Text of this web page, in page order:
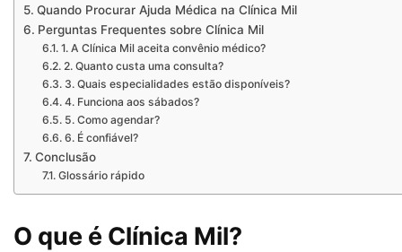
Quando Procurar Ajuda Médica na Clínica Mil
Perguntas Frequentes sobre Clínica Mil
1. A Clínica Mil aceita convênio médico?
2. Quanto custa uma consulta?
3. Quais especialidades estão disponíveis?
4. Funciona aos sábados?
5. Como agendar?
6. É confiável?
Conclusão
Glossário rápido
O que é Clínica Mil?